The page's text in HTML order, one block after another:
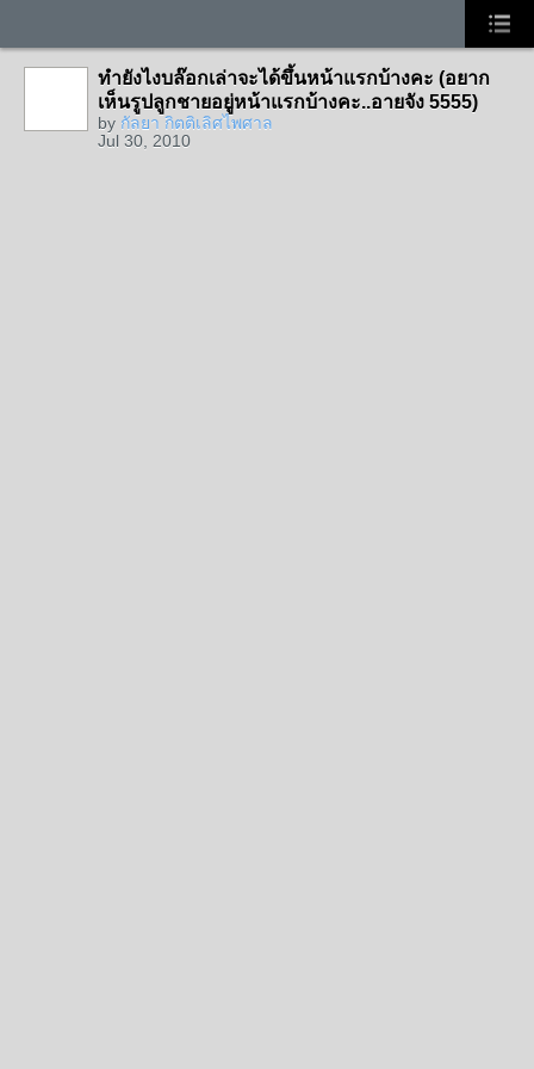
ทำยังไงบล๊อกเล่าจะได้ขึ้นหน้าแรกบ้างคะ (อยาก
เห็นรูปลูกชายอยู่หน้าแรกบ้างคะ..อายจัง 5555)
by กัลยา กิตติเลิศไพศาล
Jul 30, 2010